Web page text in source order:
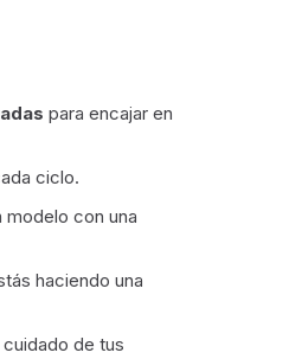
para encajar en
ciclo.
modelo con una
haciendo una
de tus